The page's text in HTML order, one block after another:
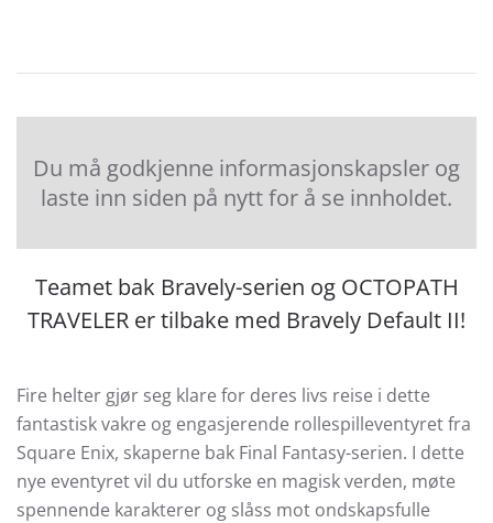
Du må godkjenne informasjonskapsler og
laste inn siden på nytt for å se innholdet.
Teamet bak Bravely-serien og OCTOPATH
TRAVELER er tilbake med Bravely Default II!
Fire helter gjør seg klare for deres livs reise i dette
fantastisk vakre og engasjerende rollespilleventyret fra
Square Enix, skaperne bak Final Fantasy-serien. I dette
nye eventyret vil du utforske en magisk verden, møte
spennende karakterer og slåss mot ondskapsfulle